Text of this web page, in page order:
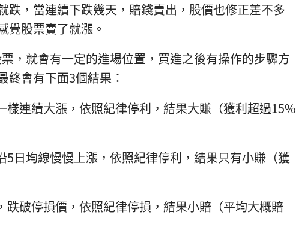
跌，當連續下跌幾天，賠錢賣出，股價也修正差不多
覺股票賣了就漲。
，就會有一定的進場位置，買進之後有操作的步驟方
終會有下面3個結果：
樣連續大漲，依照紀律停利，結果大賺（獲利超過15%
5日均線慢慢上漲，依照紀律停利，結果只有小賺（獲
跌破停損價，依照紀律停損，結果小賠（平均大概賠